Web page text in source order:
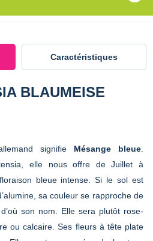
Caractéristiques
BLAUMEISE
signifie Mésange bleue
elle nous offre de Juillet à
bleue intense. Si le sol est
sa couleur se rapproche de
son nom. Elle sera plutôt rose-
ou calcaire. Ses fleurs à tête plate